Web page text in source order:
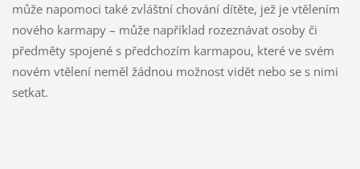
může napomoci také zvláštní chování dítěte, jež je vtělením
nového karmapy – může například rozeznávat osoby či
předměty spojené s předchozím karmapou, které ve svém
novém vtělení neměl žádnou možnost vidět nebo se s nimi
setkat.